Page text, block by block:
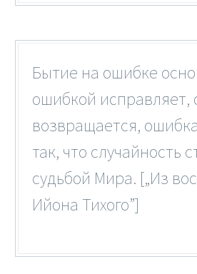
Бытие на ошибке
ошибкой исправляет,
возвращается,
так, что случайность
судьбой Мира. [„Из
Ийона Тихого”]